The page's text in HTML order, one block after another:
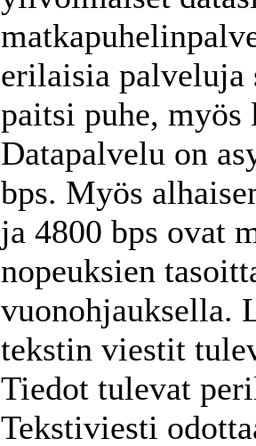
erilaisia palveluja
paitsi puhe,
Datapalvelu on
bps. Myös
ja 4800 bps ovat
nopeuksien
vuonohjauksella.
tekstin viestit
Tiedot tulevat
Tekstiviesti